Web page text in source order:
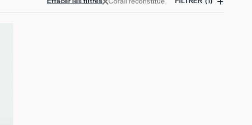
Effacer les filtres FILTRER (1)